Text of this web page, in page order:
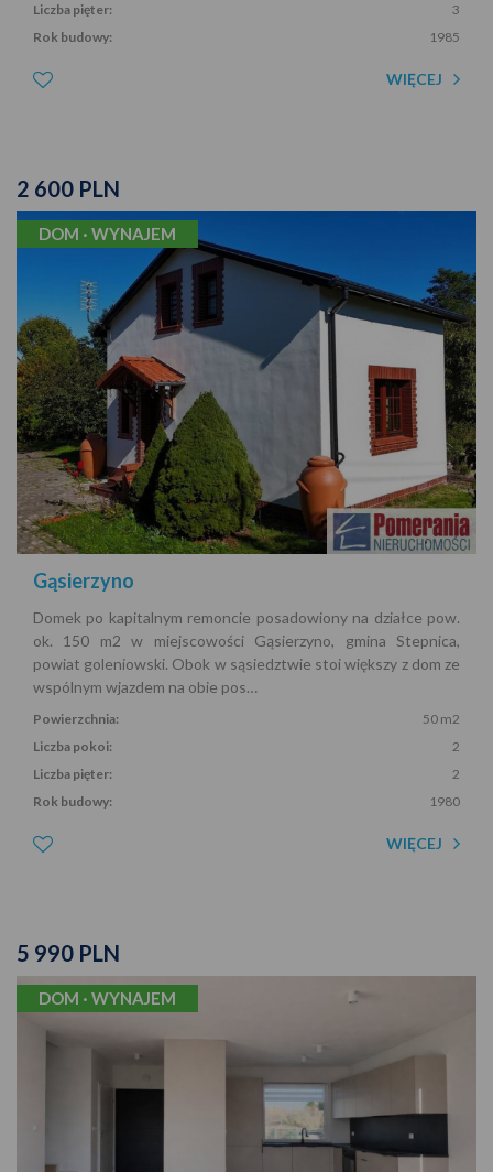
Liczba pięter:
3
Rok budowy:
1985
WIĘCEJ
2 600 PLN
DOM · WYNAJEM
Gąsierzyno
Domek po kapitalnym remoncie posadowiony na działce pow.
ok. 150 m2 w miejscowości Gąsierzyno, gmina Stepnica,
powiat goleniowski. Obok w sąsiedztwie stoi większy z dom ze
wspólnym wjazdem na obie pos…
Powierzchnia:
50 m2
Liczba pokoi:
2
Liczba pięter:
2
Rok budowy:
1980
WIĘCEJ
5 990 PLN
DOM · WYNAJEM